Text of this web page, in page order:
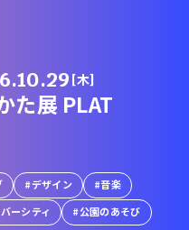
[木]
た展 PLAT
デザイン
音楽
ーシティ
公園のあそび